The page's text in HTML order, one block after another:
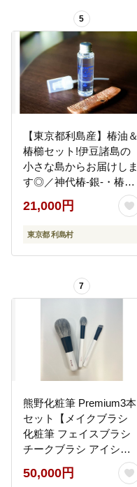
5
【東京都利島産】椿油＆
椿櫛セット!伊豆諸島の
小さな島からお届けしま
す◎／神代椿-銀-・椿櫛
21,000円
東京都 利島村
7
熊野化粧筆 Premium3本
セット【メイクブラシ
化粧筆 フェイスブラシ
チークブラシ アイシャ
ドウブラシ 熊野筆 伝統
工芸 職人技 高級筆 セッ
50,000円